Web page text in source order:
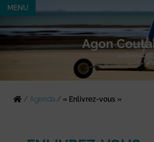
MENU
/Agenda /« Enlivrez-vous »